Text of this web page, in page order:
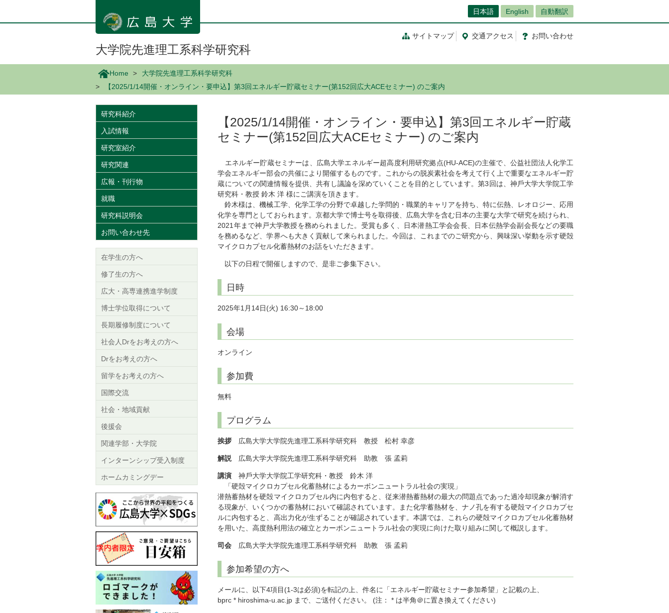
ン
日本語 English 自動翻訳
サイトマップ 交通アクセス お問い合わせ
大学院先進理工系科学研究科
Home
大学院先進理工系科学研究科
【2025/1/14開催・オンライン・要申込】第3回エネルギー貯蔵セミナー(第152回広大ACEセミナー) のご案内
【2025/1/14開催・オンライン・要申込】第3回エネルギー貯蔵
セミナー(第152回広大ACEセミナー) のご案内
エネルギー貯蔵セミナーは、広島大学エネルギー超高度利用研究拠点(HU-ACE)の主催で、公益社団法人化学工
学会エネルギー部会の共催により開催するものです。これからの脱炭素社会を考えて行く上で重要なエネルギー貯
蔵についての関連情報を提供、共有し議論を深めていくことを目的としています。第3回は、神⼾⼤学⼤学院⼯学
研究科・教授 鈴⽊ 洋 様にご講演を頂きます。
鈴木様は、機械工学、化学工学の分野で卓越した学問的・職業的キャリアを持ち、特に伝熱、レオロジー、応用
化学を専門としておられます。京都大学で博士号を取得後、広島大学を含む日本の主要な大学で研究を続けられ、
2021年まで神戸大学教授を務められました。受賞も多く、日本潜熱工学会会長、日本伝熱学会副会長などの要職
を務めるなど、学界へも大きく貢献して来られました。今回は、これまでのご研究から、興味深い挙動を示す硬殻
マイクロカプセル化蓄熱材のお話をいただきます。
以下の日程で開催しますので、是非ご参集下さい。
日時
2025年1月14日(火) 16:30～18:00
会場
オンライン
参加費
無料
プログラム
挨拶 広島大学大学院先進理工系科学研究科 教授 松村 幸彦
解説 広島大学大学院先進理工系科学研究科 助教 張 孟莉
講演 神⼾⼤学⼤学院⼯学研究科・教授 鈴⽊ 洋
「硬殻マイクロカプセル化蓄熱材によるカーボンニュートラル社会の実現」
潜熱蓄熱材を硬殻マイクロカプセル内に内包すると、従来潜熱蓄熱材の最⼤の問題点であった過冷却現象が解消す
る現象が、いくつかの蓄熱材において確認されています。また化学蓄熱材を、ナノ孔を有する硬殻マイクロカプセ
ルに内包すると、⾼出⼒化が⽣ずることが確認されています。本講では、これらの硬殻マイクロカプセル化蓄熱材
を⽤いた、⾼度熱利⽤法の確立とカーボンニュートラル社会の実現に向けた取り組みに関して概説します。
司会 広島大学大学院先進理工系科学研究科 助教 張 孟莉
参加希望の方へ
メールに、以下4項目(1-3は必須)を転記の上、件名に「エネルギー貯蔵セミナー参加希望」と記載の上、
bprc * hiroshima-u.ac.jp まで、ご送付ください。 (注： * は半角＠に置き換えてください)
研究科紹介
入試情報
研究室紹介
研究関連
広報・刊行物
就職
研究科説明会
お問い合わせ先
在学生の方へ
修了生の方へ
広大・高専連携進学制度
博士学位取得について
長期履修制度について
社会人Drをお考えの方へ
Drをお考えの方へ
留学をお考えの方へ
国際交流
社会・地域貢献
後援会
関連学部・大学院
インターンシップ受入制度
ホームカミングデー